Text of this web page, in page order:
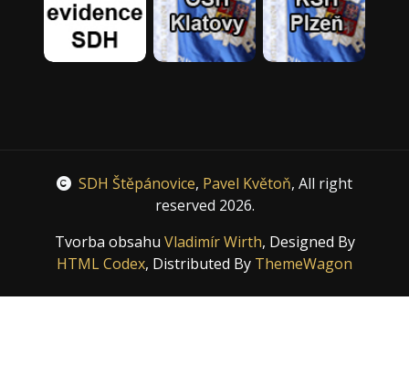
SDH Štěpánovice, Pavel Květoň, All right
reserved 2026.
Tvorba obsahu Vladimír Wirth, Designed By
HTML Codex, Distributed By ThemeWagon